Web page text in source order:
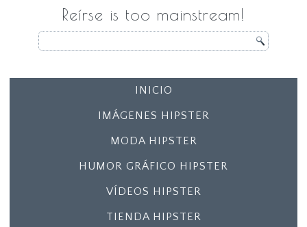
Reírse is too mainstream!
INICIO
IMÁGENES HIPSTER
MODA HIPSTER
HUMOR GRÁFICO HIPSTER
VÍDEOS HIPSTER
TIENDA HIPSTER